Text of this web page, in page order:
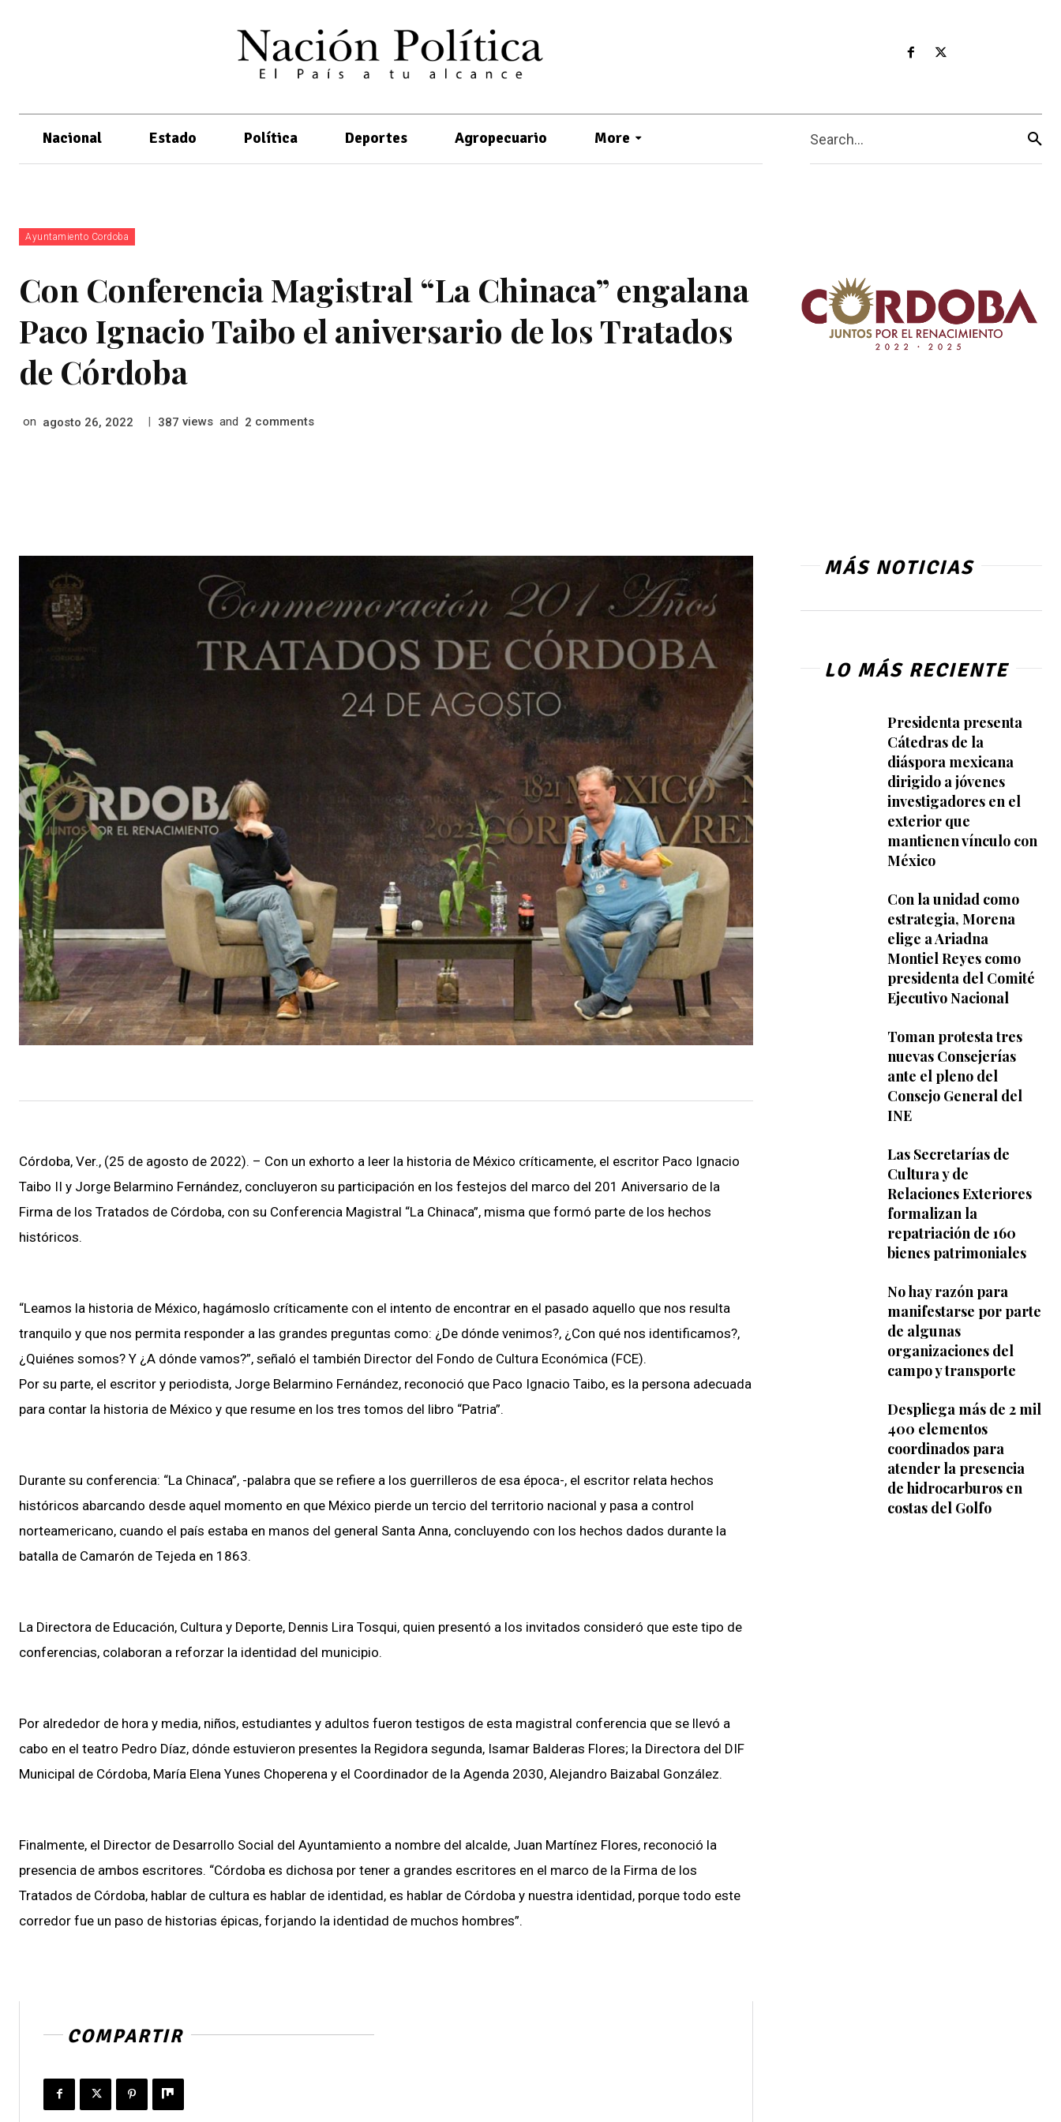
Nacional Estado Política Deportes Agropecuario More Search...
Ayuntamiento Cordoba
Con Conferencia Magistral “La Chinaca” engalana
Paco Ignacio Taibo el aniversario de los Tratados
de Córdoba
on agosto 26, 2022 387 views and 2 comments
Córdoba, Ver., (25 de agosto de 2022). – Con un exhorto a leer la historia de México críticamente, el escritor Paco Ignacio
Taibo II y Jorge Belarmino Fernández, concluyeron su participación en los festejos del marco del 201 Aniversario de la
Firma de los Tratados de Córdoba, con su Conferencia Magistral “La Chinaca”, misma que formó parte de los hechos
históricos.
“Leamos la historia de México, hagámoslo críticamente con el intento de encontrar en el pasado aquello que nos resulta
tranquilo y que nos permita responder a las grandes preguntas como: ¿De dónde venimos?, ¿Con qué nos identificamos?,
¿Quiénes somos? Y ¿A dónde vamos?”, señaló el también Director del Fondo de Cultura Económica (FCE).
Por su parte, el escritor y periodista, Jorge Belarmino Fernández, reconoció que Paco Ignacio Taibo, es la persona adecuada
para contar la historia de México y que resume en los tres tomos del libro “Patria”.
Durante su conferencia: “La Chinaca”, -palabra que se refiere a los guerrilleros de esa época-, el escritor relata hechos
históricos abarcando desde aquel momento en que México pierde un tercio del territorio nacional y pasa a control
norteamericano, cuando el país estaba en manos del general Santa Anna, concluyendo con los hechos dados durante la
batalla de Camarón de Tejeda en 1863.
La Directora de Educación, Cultura y Deporte, Dennis Lira Tosqui, quien presentó a los invitados consideró que este tipo de
conferencias, colaboran a reforzar la identidad del municipio.
Por alrededor de hora y media, niños, estudiantes y adultos fueron testigos de esta magistral conferencia que se llevó a
cabo en el teatro Pedro Díaz, dónde estuvieron presentes la Regidora segunda, Isamar Balderas Flores; la Directora del DIF
Municipal de Córdoba, María Elena Yunes Choperena y el Coordinador de la Agenda 2030, Alejandro Baizabal González.
Finalmente, el Director de Desarrollo Social del Ayuntamiento a nombre del alcalde, Juan Martínez Flores, reconoció la
presencia de ambos escritores. “Córdoba es dichosa por tener a grandes escritores en el marco de la Firma de los
Tratados de Córdoba, hablar de cultura es hablar de identidad, es hablar de Córdoba y nuestra identidad, porque todo este
corredor fue un paso de historias épicas, forjando la identidad de muchos hombres”.
COMPARTIR
MÁS NOTICIAS
LO MÁS RECIENTE
Presidenta presenta
Cátedras de la
diáspora mexicana
dirigido a jóvenes
investigadores en el
exterior que
mantienen vínculo con
México
Con la unidad como
estrategia, Morena
elige a Ariadna
Montiel Reyes como
presidenta del Comité
Ejecutivo Nacional
Toman protesta tres
nuevas Consejerías
ante el pleno del
Consejo General del
INE
Las Secretarías de
Cultura y de
Relaciones Exteriores
formalizan la
repatriación de 160
bienes patrimoniales
No hay razón para
manifestarse por parte
de algunas
organizaciones del
campo y transporte
Despliega más de 2 mil
400 elementos
coordinados para
atender la presencia
de hidrocarburos en
costas del Golfo